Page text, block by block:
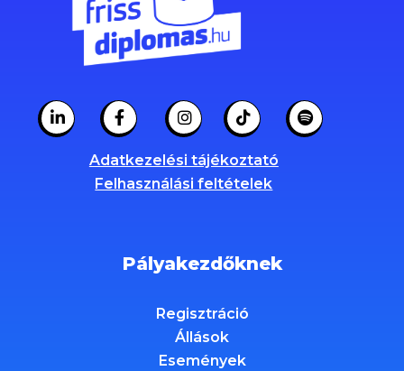
Adatkezelési tájékoztató
Felhasználási feltételek
Pályakezdőknek
Regisztráció
Állások
Események